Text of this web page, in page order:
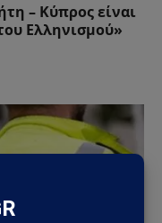
– Κύπρος είναι
Ελληνισμού»